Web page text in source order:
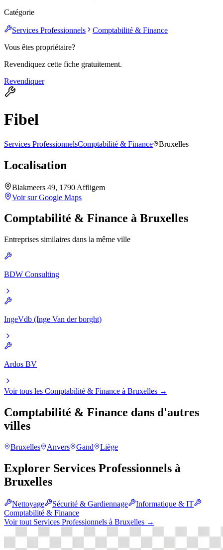
Catégorie
Services Professionnels
Comptabilité & Finance
Vous êtes propriétaire?
Revendiquez cette fiche gratuitement.
Revendiquer
Fibel
Services ProfessionnelsComptabilité & Finance Bruxelles
Localisation
Blakmeers 49, 1790 Affligem
Voir sur Google Maps
Comptabilité & Finance à Bruxelles
Entreprises similaires dans la même ville
BDW Consulting
IngeVdb (Inge Van der borght)
Ardos BV
Voir tous les Comptabilité & Finance à Bruxelles →
Comptabilité & Finance dans d'autres
villes
Bruxelles Anvers Gand Liège
Explorer Services Professionnels à
Bruxelles
Nettoyage Sécurité & Gardiennage
Informatique & IT
Comptabilité & Finance
Voir tout Services Professionnels à Bruxelles →